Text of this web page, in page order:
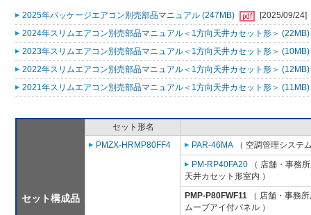
2025年パッケージエアコン別売部品マニュアル (247MB)
[2025/09/24]
2024年スリムエアコン別売部品マニュアル＜1方向天井カセット形＞ (22MB)
2023年スリムエアコン別売部品マニュアル＜1方向天井カセット形＞ (10MB)
2022年スリムエアコン別売部品マニュアル＜1方向天井カセット形＞ (12MB)
2021年スリムエアコン別売部品マニュアル＜1方向天井カセット形＞ (11MB)
セット構成品
セット形名
PMZX-HRMP80FF4
PAR-46MA （ 空調管理システ
PM-RP40FA20 （ 店舗・事務
天井カセット形室内 ）
PMP-P80FWF11 （ 店舗・事務
ムーブアイ付パネル ）